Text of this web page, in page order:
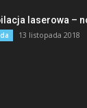
laserowa –
13 listopada 2018